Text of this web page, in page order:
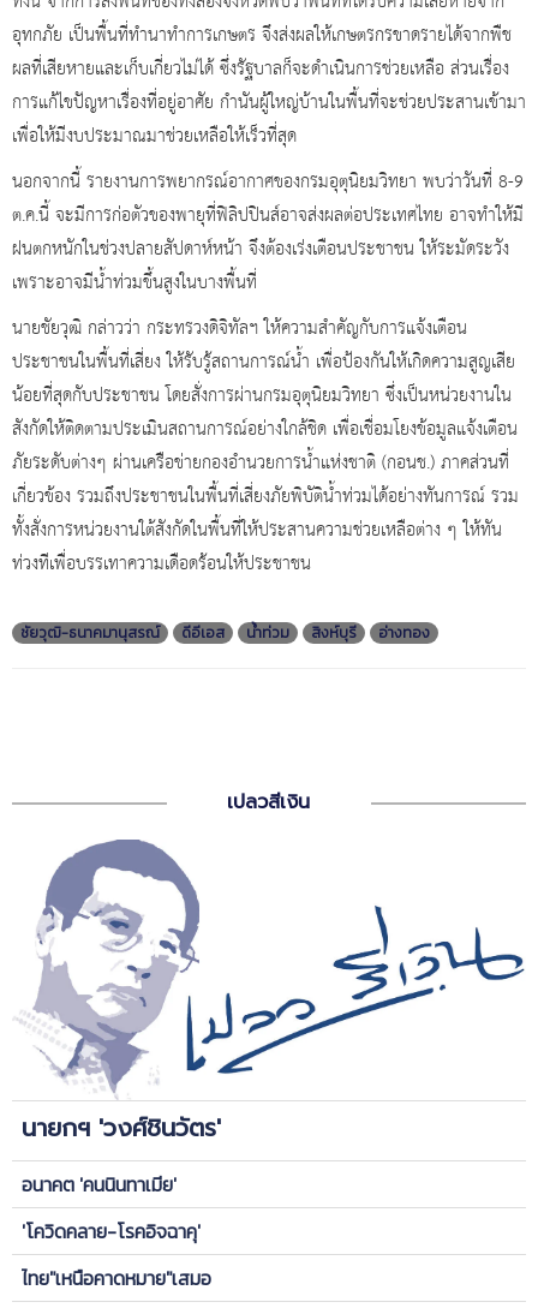
อุทกภัย เป็นพื้นที่ทำนาทำการเกษตร จึงส่งผลให้เกษตรกรขาดรายได้จากพืช
ผลที่เสียหายและเก็บเกี่ยวไม่ได้ ซึ่งรัฐบาลก็จะดำเนินการช่วยเหลือ ส่วนเรื่อง
การแก้ไขปัญหาเรื่องที่อยู่อาศัย กำนันผู้ใหญ่บ้านในพื้นที่จะช่วยประสานเข้ามา
เพื่อให้มีงบประมาณมาช่วยเหลือให้เร็วที่สุด
นอกจากนี้ รายงานการพยากรณ์อากาศของกรมอุตุนิยมวิทยา พบว่าวันที่ 8-9
ต.ค.นี้ จะมีการก่อตัวของพายุที่ฟิลิปปินส์อาจส่งผลต่อประเทศไทย อาจทำให้มี
ฝนตกหนักในช่วงปลายสัปดาห์หน้า จึงต้องเร่งเตือนประชาชน ให้ระมัดระวัง
เพราะอาจมีน้ำท่วมขึ้นสูงในบางพื้นที่
นายชัยวุฒิ กล่าวว่า กระทรวงดิจิทัลฯ ให้ความสำคัญกับการแจ้งเตือน
ประชาชนในพื้นที่เสี่ยง ให้รับรู้สถานการณ์น้ำ เพื่อป้องกันให้เกิดความสูญเสีย
น้อยที่สุดกับประชาชน โดยสั่งการผ่านกรมอุตุนิยมวิทยา ซึ่งเป็นหน่วยงานใน
สังกัดให้ติดตามประเมินสถานการณ์อย่างใกล้ชิด เพื่อเชื่อมโยงข้อมูลแจ้งเตือน
ภัยระดับต่างๆ ผ่านเครือข่ายกองอำนวยการน้ำแห่งชาติ (กอนช.) ภาคส่วนที่
เกี่ยวข้อง รวมถึงประชาชนในพื้นที่เสี่ยงภัยพิบัติน้ำท่วมได้อย่างทันการณ์ รวม
ทั้งสั่งการหน่วยงานใต้สังกัดในพื้นที่ให้ประสานความช่วยเหลือต่าง ๆ ให้ทัน
ท่วงทีเพื่อบรรเทาความเดือดร้อนให้ประชาชน
ชัยวุฒิ-ธนาคมานุสรณ์ ดีอีเอส น้ำท่วม สิงห์บุรี อ่างทอง
เปลวสีเงิน
นายกฯ 'วงศ์ชินวัตร'
อนาคต 'คนนินทาเมีย'
'โควิดคลาย-โรคอิจฉาคุ'
ไทย"เหนือคาดหมาย"เสมอ